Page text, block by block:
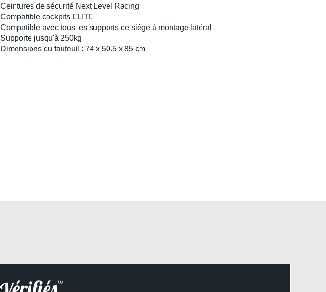
Ceintures de sécurité Next Level Racing
Compatible cockpits ELITE
Compatible avec tous les supports de siège à montage latéral
Supporte jusqu'à 250kg
Dimensions du fauteuil : 74 x 50.5 x 85 cm